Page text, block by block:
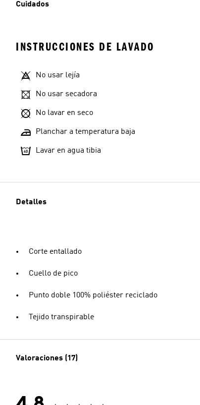
Cuidados
INSTRUCCIONES DE LAVADO
No usar lejía
No usar secadora
No lavar en seco
Planchar a temperatura baja
Lavar en agua tibia
Detalles
Corte entallado
Cuello de pico
Punto doble 100% poliéster reciclado
Tejido transpirable
Valoraciones (17)